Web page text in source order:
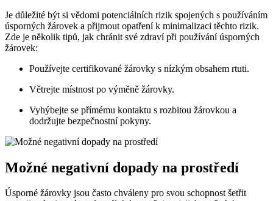
Je důležité být si vědomi potenciálních rizik spojených s používáním
úsporných žárovek a přijmout​ opatření k minimalizaci ⁣těchto rizik.
Zde je několik⁣ tipů, jak chránit své zdraví při používání úsporných
žárovek:
Používejte certifikované‍ žárovky s nízkým obsahem rtuti.
Větrejte místnost po výměně žárovky.
Vyhýbejte se přímému kontaktu s rozbitou žárovkou a⁣
dodržujte bezpečnostní pokyny.
Možné negativní dopady na prostředí
Úsporné žárovky​ jsou často chváleny pro svou schopnost šetřit